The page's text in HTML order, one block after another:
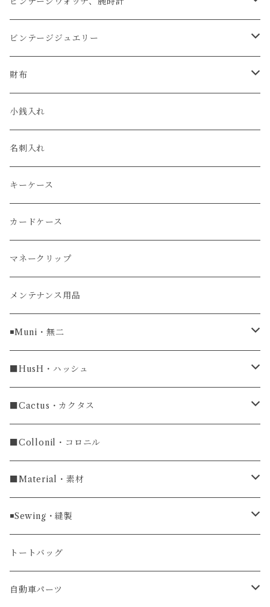
コードバン
クロコダイル
エコレザー
エレファント
アリゲーター
リザード
ガルーシャ（エイ）
牛革
ラグ幅16mm
ラグ幅18mm
ラグ幅19mm
ラグ幅20mm
ラグ幅22mm
ラグ幅24mm
オメガ / OMEGA
ユリスナルダン / ULYSSE NARDIN
セイコー / SEIKO
ルミノックス / LUMINOX
エルメス / HERMES
ビンテージジュエリー
カルティエ / Cartier
財布
コンパクト
長財布
小銭入れ
名刺入れ
キーケース
カードケース
マネークリップ
メンテナンス用品
◾️Muni・無二
長財布
長財布
ラウンドファスナー長財布
名刺入れ
小銭入れ
キーケース
時計ベルト
マネークリップ
腕時計
■HusH・ハッシュ
ラウンドファスナー
カードケース
マウスパッド
コインケース
キーホルダー
キーケース
■Cactus・カクタス
コインケース
キーホルダー
ライターケース
レザーウォッチ
文字盤Mサイズ（φ33mm）
レザーウォレット
■Collonil・コロニル
■Material・素材
クロコダイル
パイソン
リザード
◾️Sewing・縫製
ハンドステッチ（手縫い）仕立て
ミシンステッチ仕立て
トートバッグ
自動車パーツ